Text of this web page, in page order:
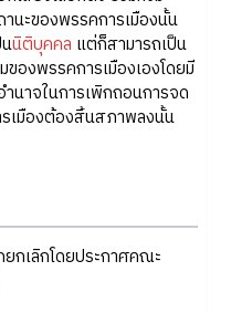
นะของพรรคการเมืองนั้น
นิติบุคคล แต่ก็สามารถเป็น
องพรรคการเมืองเองโดยมี
นาจในการเพิกถอนการจด
รเมืองต้องสิ้นสภาพลงนั้น
กเลิกโดยประกาศคณะ